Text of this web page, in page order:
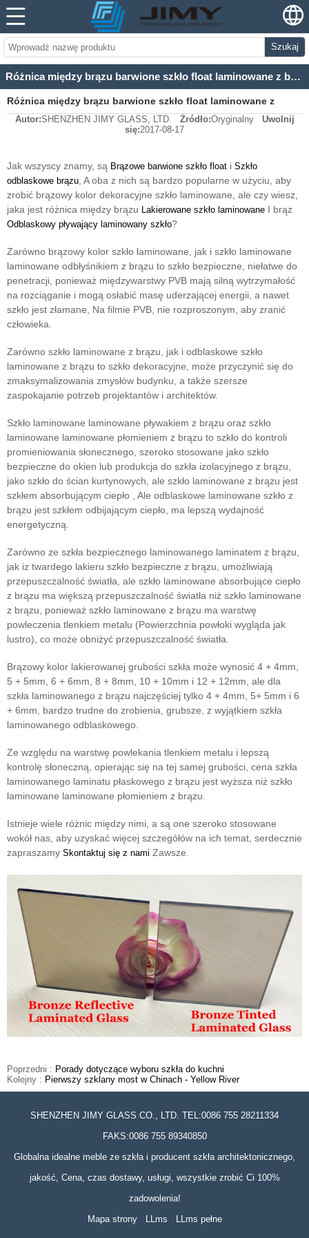
Szukaj
Różnica między brązu barwione szkło float laminowane z brązu szkłem laminowanym odblaskowym
Różnica między brązu barwione szkło float laminowane z
brązu szkłem laminowanym odblaskowym
Autor:SHENZHEN JIMY GLASS, LTD. Źródło:Oryginalny
Uwolnij
się:2017-08-17
Jak wszyscy znamy, są Brązowe barwione szkło float i Szkło
odblaskowe brązu , A oba z nich są bardzo popularne w użyciu, aby
zrobić brązowy kolor dekoracyjne szkło laminowane, ale czy wiesz,
jaka jest różnica między brązu Lakierowane szkło laminowane I brąz
Odblaskowy pływający laminowany szkło?
Zarówno brązowy kolor szkło laminowane, jak i szkło laminowane
laminowane odbłyśnikiem z brązu to szkło bezpieczne, niełatwe do
penetracji, ponieważ międzywarstwy PVB mają silną wytrzymałość
na rozciąganie i mogą osłabić masę uderzającej energii, a nawet
szkło jest złamane, Na filmie PVB, nie rozproszonym, aby zranić
człowieka.
Zarówno szkło laminowane z brązu, jak i odblaskowe szkło
laminowane z brązu to szkło dekoracyjne, może przyczynić się do
zmaksymalizowania zmysłów budynku, a także szersze
zaspokajanie potrzeb projektantów i architektów.
Szkło laminowane laminowane pływakiem z brązu oraz szkło
laminowane laminowane płomieniem z brązu to szkło do kontroli
promieniowania słonecznego, szeroko stosowane jako szkło
bezpieczne do okien lub produkcja do szkła izolacyjnego z brązu,
jako szkło do ścian kurtynowych, ale szkło laminowane z brązu jest
szkłem absorbującym ciepło , Ale odblaskowe laminowane szkło z
brązu jest szkłem odbijającym ciepło, ma lepszą wydajność
energetyczną.
Zarówno ze szkła bezpiecznego laminowanego laminatem z brązu,
jak iz twardego lakieru szkło bezpieczne z brązu, umożliwiają
przepuszczalność światła, ale szkło laminowane absorbujące ciepło
z brązu ma większą przepuszczalność światła niż szkło laminowane
z brązu, ponieważ szkło laminowane z brązu ma warstwę
powleczenia tlenkiem metalu (Powierzchnia powłoki wygląda jak
lustro), co może obniżyć przepuszczalność światła.
Brązowy kolor lakierowanej grubości szkła może wynosić 4 + 4mm,
5 + 5mm, 6 + 6mm, 8 + 8mm, 10 + 10mm i 12 + 12mm, ale dla
szkła laminowanego z brązu najczęściej tylko 4 + 4mm, 5+ 5mm i 6
+ 6mm, bardzo trudne do zrobienia, grubsze, z wyjątkiem szkła
laminowanego odblaskowego.
Ze względu na warstwę powlekania tlenkiem metalu i lepszą
kontrolę słoneczną, opierając się na tej samej grubości, cena szkła
laminowanego laminatu płaskowego z brązu jest wyższa niż szkło
laminowane laminowane płomieniem z brązu.
Istnieje wiele różnic między nimi, a są one szeroko stosowane
wokół nas, aby uzyskać więcej szczegółów na ich temat, serdecznie
zapraszamy Skontaktuj się z nami Zawsze.
Poprzedni : Porady dotyczące wyboru szkła do kuchni
Kolejny : Pierwszy szklany most w Chinach - Yellow River
SHENZHEN JIMY GLASS CO., LTD. TEL:0086 755 28211334
FAKS:0086 755 89340850
Globalna idealne meble ze szkła i producent szkła architektonicznego,
jakość, Cena, czas dostawy, usługi, wszystkie zrobić Ci 100%
zadowolenia!
Mapa strony
LLms LLms pełne